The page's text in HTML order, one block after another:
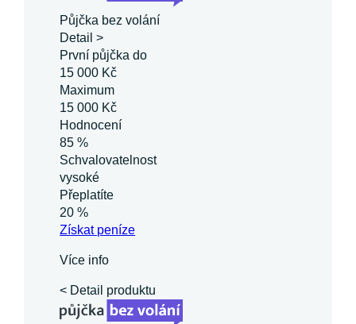
Půjčka bez volání
Detail >
První půjčka do
15 000 Kč
Maximum
15 000 Kč
Hodnocení
85 %
Schvalovatelnost
vysoké
Přeplatíte
20 %
Získatpeníze
Více info
< Detail produktu